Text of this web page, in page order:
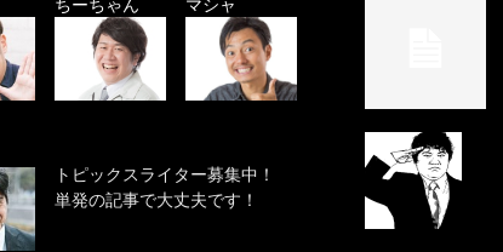
トピックスライター募集中！
単発の記事で大丈夫です！